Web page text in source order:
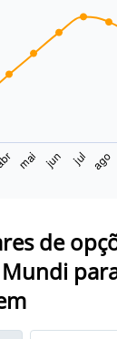
mai jun jul ago
de